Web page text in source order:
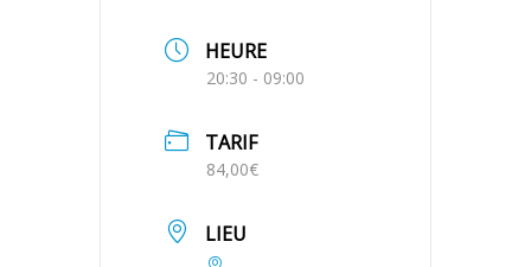
HEURE
20:30 - 09:00
TARIF
84,00€
LIEU